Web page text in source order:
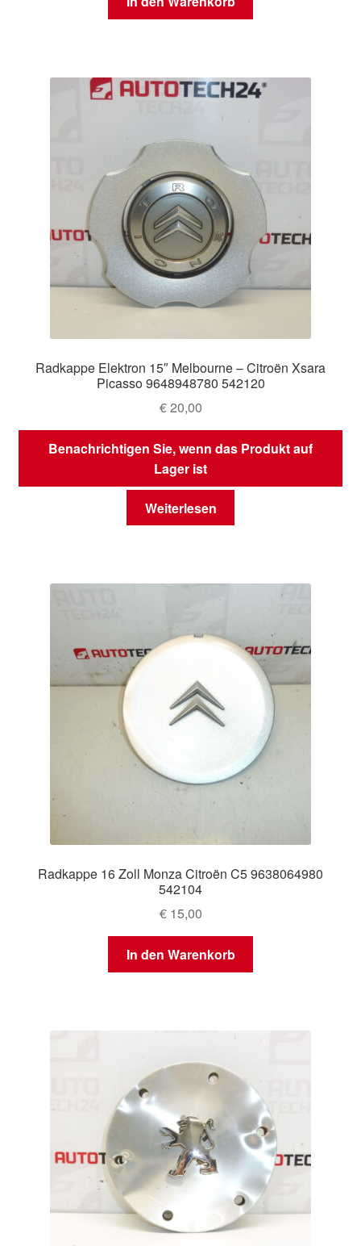
Radkappe Elektron 15″ Melbourne – Citroën Xsara
Picasso 9648948780 542120
€20,00
Benachrichtigen Sie, wenn das Produkt auf
Lager ist
Weiterlesen
Radkappe 16 Zoll Monza Citroën C5 9638064980
542104
€15,00
In den Warenkorb